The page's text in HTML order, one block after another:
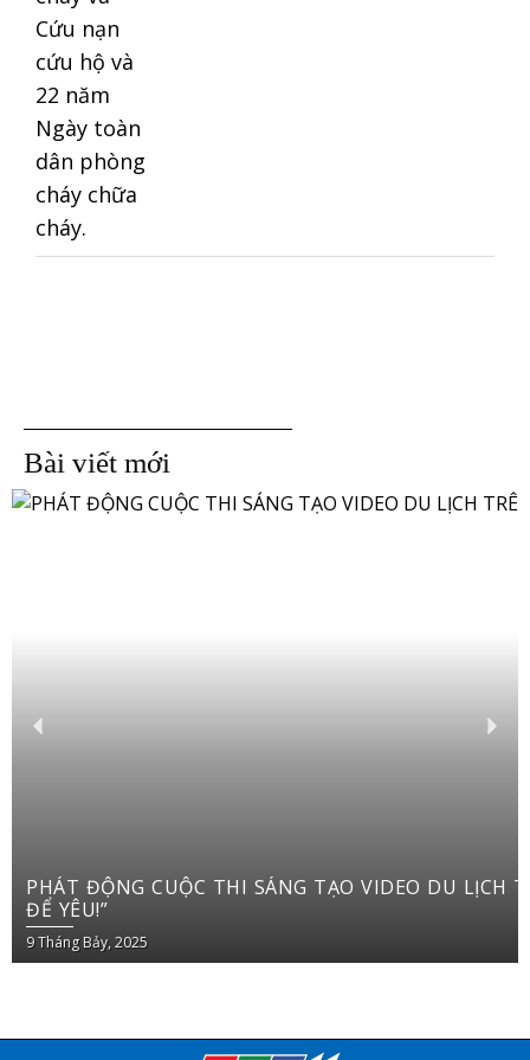
Bài viết mới
PHÁT ĐỘNG CUỘC THI SÁNG TẠO VIDEO DU LỊCH TRÊN YOUTUBE SHORTS “VIỆT NAM: ĐI
ĐỂ YÊU!”
9 Tháng Bảy, 2025